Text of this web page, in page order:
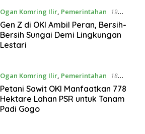
Ogan Komring Ilir, Pemerintahan
19
Desember 2025
Gen Z di OKI Ambil Peran, Bersih-
Bersih Sungai Demi Lingkungan
Lestari
Ogan Komring Ilir, Pemerintahan
18
Desember 2025
Petani Sawit OKI Manfaatkan 778
Hektare Lahan PSR untuk Tanam
Padi Gogo